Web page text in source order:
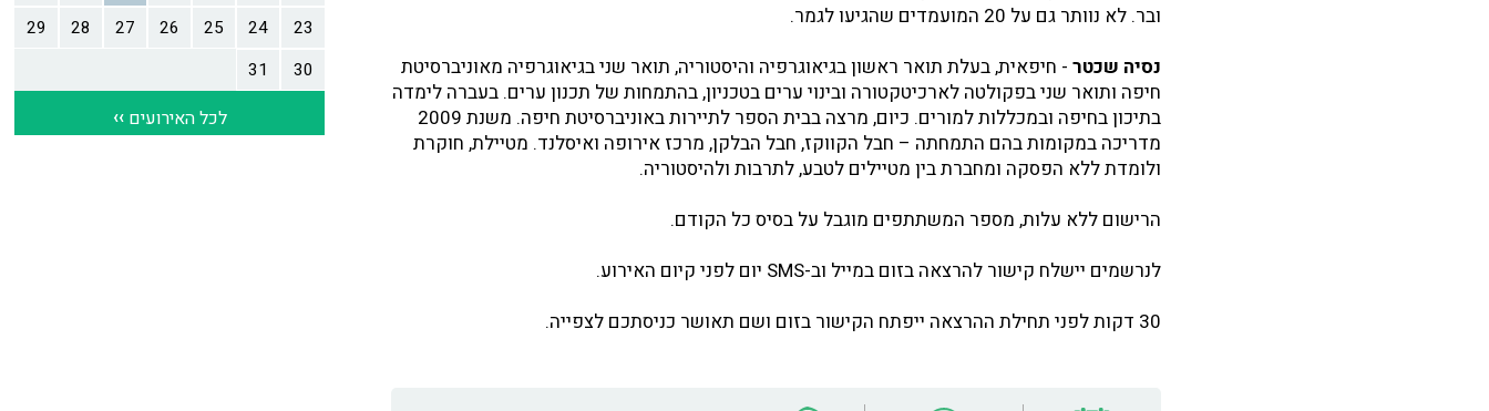
ובר. לא נוותר גם על 20 המועמדים שהגיעו לגמר.
נסיה שכטר - חיפאית, בעלת תואר ראשון בגיאוגרפיה והיסטוריה, תואר שני בגיאוגרפיה מאוניברסיטת
חיפה ותואר שני בפקולטה לארכיטקטורה ובינוי ערים בטכניון, בהתמחות של תכנון ערים. בעברה לימדה
בתיכון בחיפה ובמכללות למורים. כיום, מרצה בבית הספר לתיירות באוניברסיטת חיפה. משנת 2009
מדריכה במקומות בהם התמחתה – חבל הקווקז, חבל הבלקן, מרכז אירופה ואיסלנד. מטיילת, חוקרת
ולומדת ללא הפסקה ומחברת בין מטיילים לטבע, לתרבות ולהיסטוריה.
הרישום ללא עלות, מספר המשתתפים מוגבל על בסיס כל הקודם.
לנרשמים יישלח קישור להרצאה בזום במייל וב-SMS יום לפני קיום האירוע.
30 דקות לפני תחילת ההרצאה ייפתח הקישור בזום ושם תאושר כניסתכם לצפייה.